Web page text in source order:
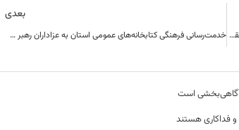
خراسان جنوبی آماده میزبانی از زائران مراسم تشییع رهبر شهید انقلاب
بعدی
خدمت‌رسانی فرهنگی کتابخانه‌های عمومی استان به عزاداران رهبر شهید
آگاهی‌بخشی است
و فداکاری هستند